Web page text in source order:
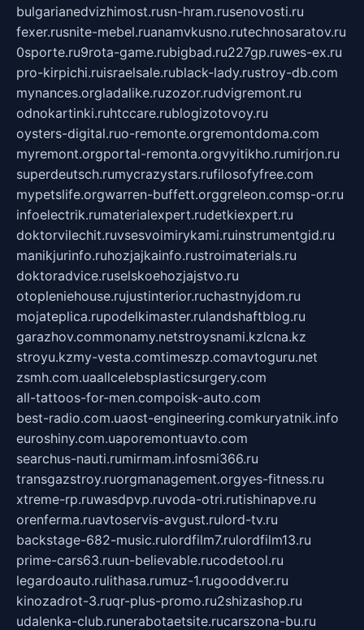
bulgarianedvizhimost.rusn-hram.rusenovosti.ru
fexer.rusnite-mebel.ruanamvkusno.rutechnosaratov.ru
0sporte.ru9rota-game.rubigbad.ru227gp.ruwes-ex.ru
pro-kirpichi.ruisraelsale.rublack-lady.rustroy-db.com
mynances.orgladalike.ruzozor.rudvigremont.ru
odnokartinki.ruhtccare.rublogizotovoy.ru
oysters-digital.ruo-remonte.orgremontdoma.com
myremont.orgportal-remonta.orgvyitikho.rumirjon.ru
superdeutsch.rumycrazystars.rufilosofyfree.com
mypetslife.orgwarren-buffett.orggreleon.comsp-or.ru
infoelectrik.rumaterialexpert.rudetkiexpert.ru
doktorvilechit.ruvsesvoimirykami.ruinstrumentgid.ru
manikjurinfo.ruhozjajkainfo.rustroimaterials.ru
doktoradvice.ruselskoehozjajstvo.ru
otopleniehouse.rujustinterior.ruchastnyjdom.ru
mojateplica.rupodelkimaster.rulandshaftblog.ru
garazhov.commonamy.netstroysnami.kzlcna.kz
stroyu.kzmy-vesta.comtimeszp.comavtoguru.net
zsmh.com.uaallcelebsplasticsurgery.com
all-tattoos-for-men.compoisk-auto.com
best-radio.com.uaost-engineering.comkuryatnik.info
euroshiny.com.uaporemontuavto.com
searchus-nauti.rumirmam.infosmi366.ru
transgazstroy.ruorgmanagement.orgyes-fitness.ru
xtreme-rp.ruwasdpvp.ruvoda-otri.rutishinapve.ru
orenferma.ruavtoservis-avgust.rulord-tv.ru
backstage-682-music.rulordfilm7.rulordfilm13.ru
prime-cars63.ruun-believable.rucodetool.ru
legardoauto.rulithasa.rumuz-1.rugooddver.ru
kinozadrot-3.ruqr-plus-promo.ru2shizashop.ru
udalenka-club.runerabotaetsite.rucarszona-bu.ru